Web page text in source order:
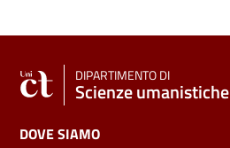
DIPARTIMENTO DI
Scienze umanistiche
DOVE SIAMO